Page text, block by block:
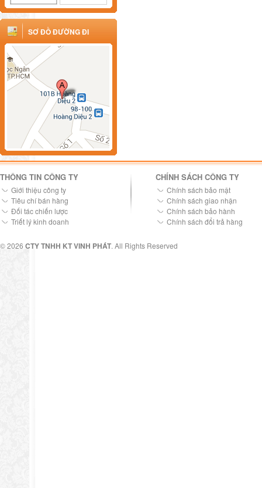
SƠ ĐỒ ĐƯỜNG ĐI
THÔNG TIN CÔNG TY
Giới thiệu công ty
Tiêu chí bán hàng
Đối tác chiến lược
Triết lý kinh doanh
CHÍNH SÁCH CÔNG TY
Chính sách bảo mật
Chính sách giao nhận
Chính sách bảo hành
Chính sách đổi trả hàng
© 2026 CTY TNHH KT VINH PHÁT. All Rights Reserved